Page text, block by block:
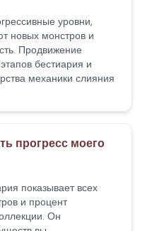
уровни,
новых монстров и
Продвижение
бестиария и
механики слияния
прогресс моего
показывает всех
и процент
Он